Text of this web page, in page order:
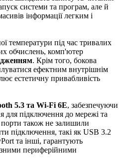
системи та програм, але й
інформації легким і
температури під час тривалих
обчислень, комп'ютер
. Крім того, бокова
ефектним внутрішнім
естетичну привабливість
5.3 та Wi-Fi 6E, забезпечуючи
для підключення до мережі та
також не залишили
підключення, такі як USB 3.2
та інші, гарантують
периферійними